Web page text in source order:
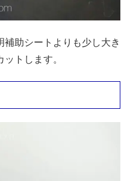
助シートよりも少し大き
トします。